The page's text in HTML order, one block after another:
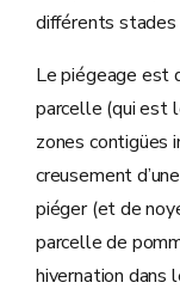
différents stades
Le piégeage est
parcelle (qui est
zones contigües
creusement
piéger (et de
parcelle de
hivernation dans